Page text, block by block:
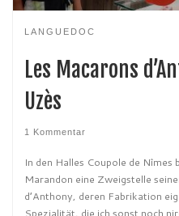
LANGUEDOC
Les Macarons
Uzès
1 Kommentar
In den Halles Coupole de
Marandon eine Zweigstelle
d’Anthony, deren Fabrikation
Spezialität, die ich sonst noch